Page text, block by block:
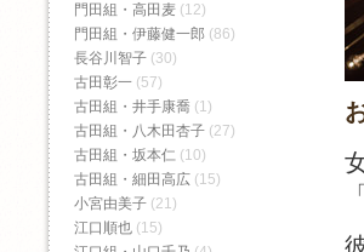
門田組・高田麦 (12)
門田組・伊藤健一郎 (86)
長谷川智子 (30)
古田彰一 (57)
古田組・井手康喬 (1)
古田組・八木田杏子 (27)
古田組・坂本仁 (10)
古田組・細田高広 (15)
小宮由美子 (21)
江口順也 (15)